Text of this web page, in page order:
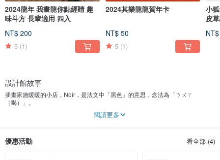
2024龍年 我畫龍你點經睛 趣
味斗方 長輩適用 四入
NT$ 200
5 (1)
2024其樂龍龍賀年卡
NT$ 50
5 (1)
小
皮
設計館故事
插畫家施暖暖的小店，Noir，是法文中「黑色」的意思，念法為「ㄋㄨㄚ
（喝）」。
會用Noir這個名字，除了念起來與中文「暖」字相近以外，還有就是我家裡養其
中一隻的黑白貓就叫Noir Noir。雖然有點難發音，不過大家還是叫我暖暖就可以
閱讀更多
優惠活動 看全部 (4)